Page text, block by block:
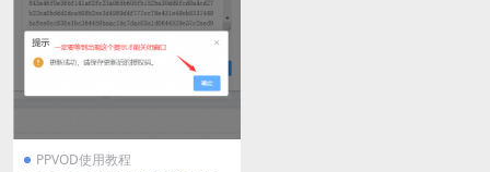
PPVOD使用教程